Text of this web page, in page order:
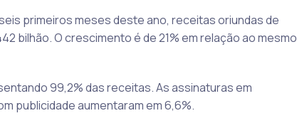
primeiros meses deste ano, receitas oriundas de
bilhão. O crescimento é de 21% em relação ao mesmo
99,2% das receitas. As assinaturas em
publicidade aumentaram em 6,6%.